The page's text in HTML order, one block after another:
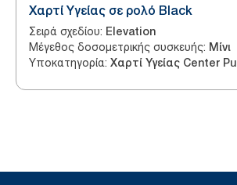
Χαρτί Υγείας σε ρολό Black
Σειρά σχεδίου: Elevation
Μέγεθος δοσομετρικής συσκευής: Μίνι
Υποκατηγορία: Χαρτί Υγείας Center Pull